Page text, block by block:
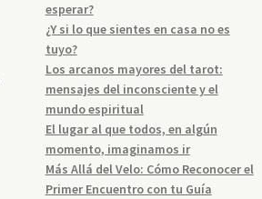
esperar?
¿Y si lo que sientes en casa no es
tuyo?
Los arcanos mayores del tarot:
mensajes del inconsciente y el
mundo espiritual
El lugar al que todos, en algún
momento, imaginamos ir
Más Allá del Velo: Cómo Reconocer el
Primer Encuentro con tu Guía